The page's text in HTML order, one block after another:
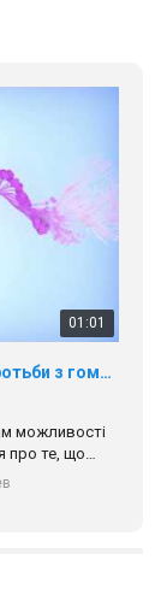
01:01
17 травня IDAHO. Міжнародний день боротьби з гомофобією трансфобією і біфобія.
можливості
про те, що
ми
рівності та